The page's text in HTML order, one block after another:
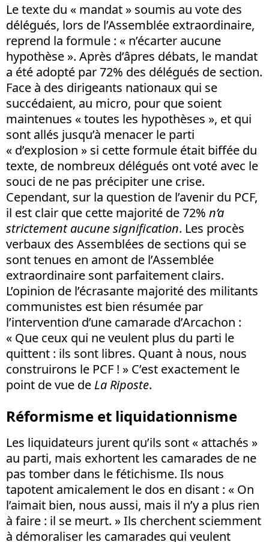
Le texte du « mandat » soumis au vote des
délégués, lors de l’Assemblée extraordinaire,
reprend la formule : « n’écarter aucune
hypothèse ». Après d’âpres débats, le mandat
a été adopté par 72% des délégués de section.
Face à des dirigeants nationaux qui se
succédaient, au micro, pour que soient
maintenues « toutes les hypothèses », et qui
sont allés jusqu’à menacer le parti
« d’explosion » si cette formule était biffée du
texte, de nombreux délégués ont voté avec le
souci de ne pas précipiter une crise.
Cependant, sur la question de l’avenir du PCF,
il est clair que cette majorité de 72% n’a
strictement aucune signification. Les procès
verbaux des Assemblées de sections qui se
sont tenues en amont de l’Assemblée
extraordinaire sont parfaitement clairs.
L’opinion de l’écrasante majorité des militants
communistes est bien résumée par
l’intervention d’une camarade d’Arcachon :
« Que ceux qui ne veulent plus du parti le
quittent : ils sont libres. Quant à nous, nous
construirons le PCF ! » C’est exactement le
point de vue de La Riposte.
Réformisme et liquidationnisme
Les liquidateurs jurent qu’ils sont « attachés »
au parti, mais exhortent les camarades de ne
pas tomber dans le fétichisme. Ils nous
tapotent amicalement le dos en disant : « On
l’aimait bien, nous aussi, mais il n’y a plus rien
à faire : il se meurt. » Ils cherchent sciemment
à démoraliser les camarades qui veulent